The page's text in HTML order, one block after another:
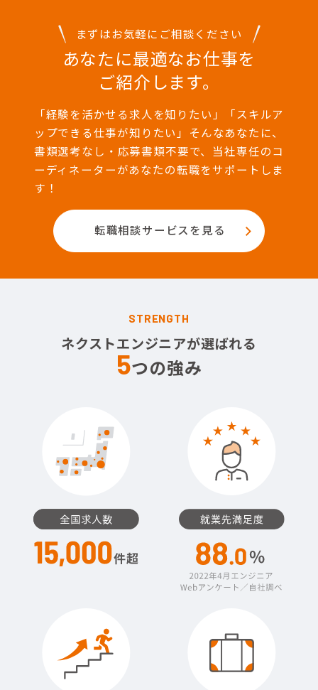
まずはお気軽にご相談ください
あなたに最適なお仕事を
ご紹介します。
「経験を活かせる求人を知りたい」「スキルア
ップできる仕事が知りたい」そんなあなたに、
書類選考なし・応募書類不要で、当社専任のコ
ーディネーターがあなたの転職をサポートしま
す！
転職相談サービスを見る
STRENGTH
ネクストエンジニアが選ばれる
5つの強み